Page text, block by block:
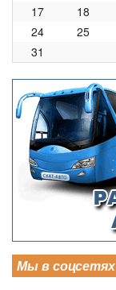
17
18
24
25
31
Мы в соцсетях